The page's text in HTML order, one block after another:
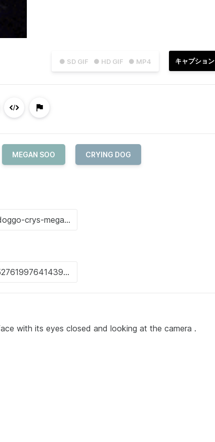
● SD GIF ● HD GIF ● MP4 キャプション
MEGAN SOO CRYING DOG
with its eyes closed and looking at the camera .